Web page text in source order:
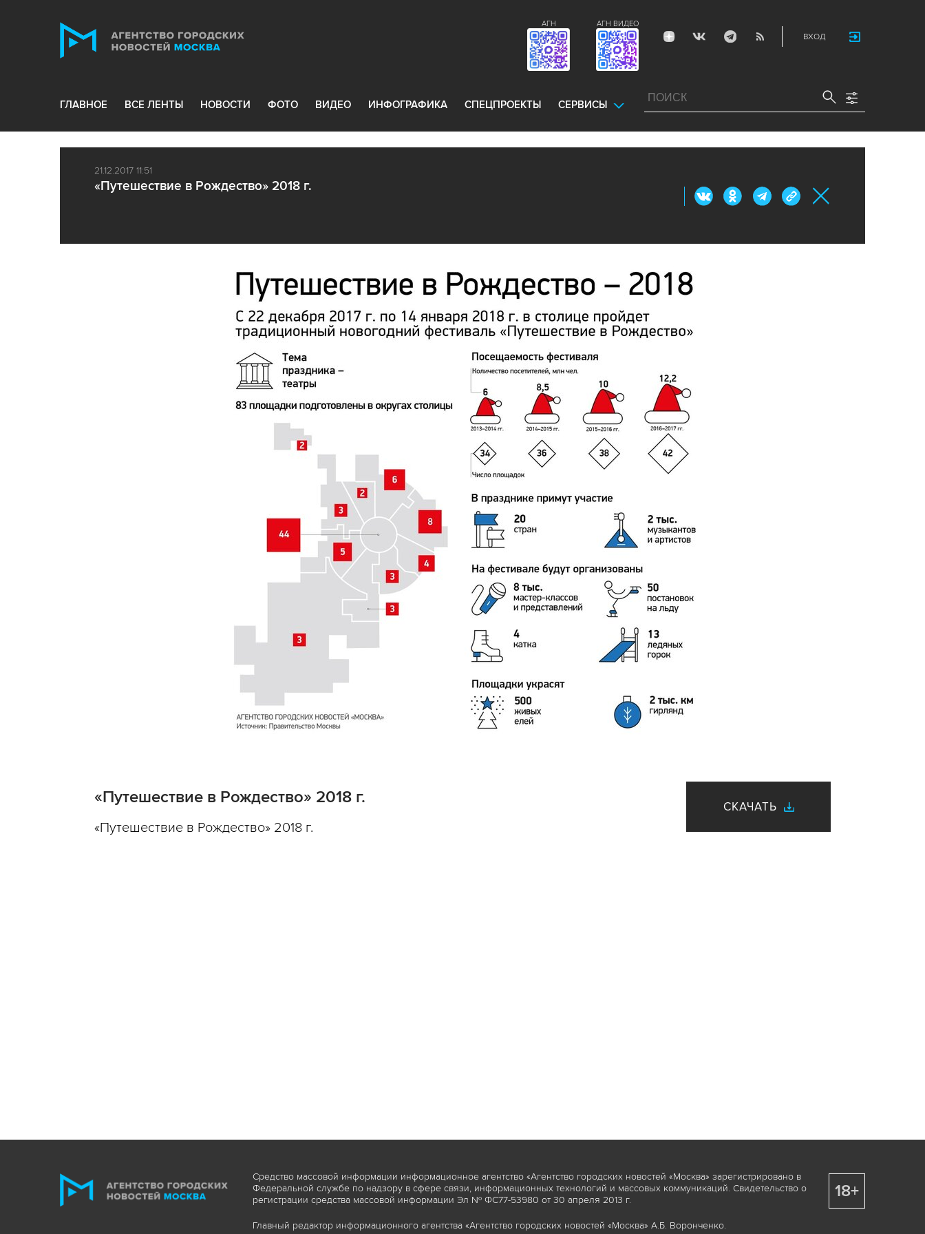
ВХОД
АГН ВИДЕО
АГН
ГЛАВНОЕ ВСЕ ЛЕНТЫ НОВОСТИ ФОТО ВИДЕО ИНФОГРАФИКА СПЕЦПРОЕКТЫ СЕРВИСЫ
21.12.2017 11:51
«Путешествие в Рождество» 2018 г.
«Путешествие в Рождество» 2018 г.
«Путешествие в Рождество» 2018 г.
СКАЧАТЬ
Средство массовой информации информационное агентство «Агентство городских новостей «Москва» зарегистрировано в
Федеральной службе по надзору в сфере связи, информационных технологий и массовых коммуникаций. Свидетельство о
регистрации средства массовой информации Эл № ФС77-53980 от 30 апреля 2013 г.
Главный редактор информационного агентства «Агентство городских новостей «Москва» А.Б. Воронченко.
18+